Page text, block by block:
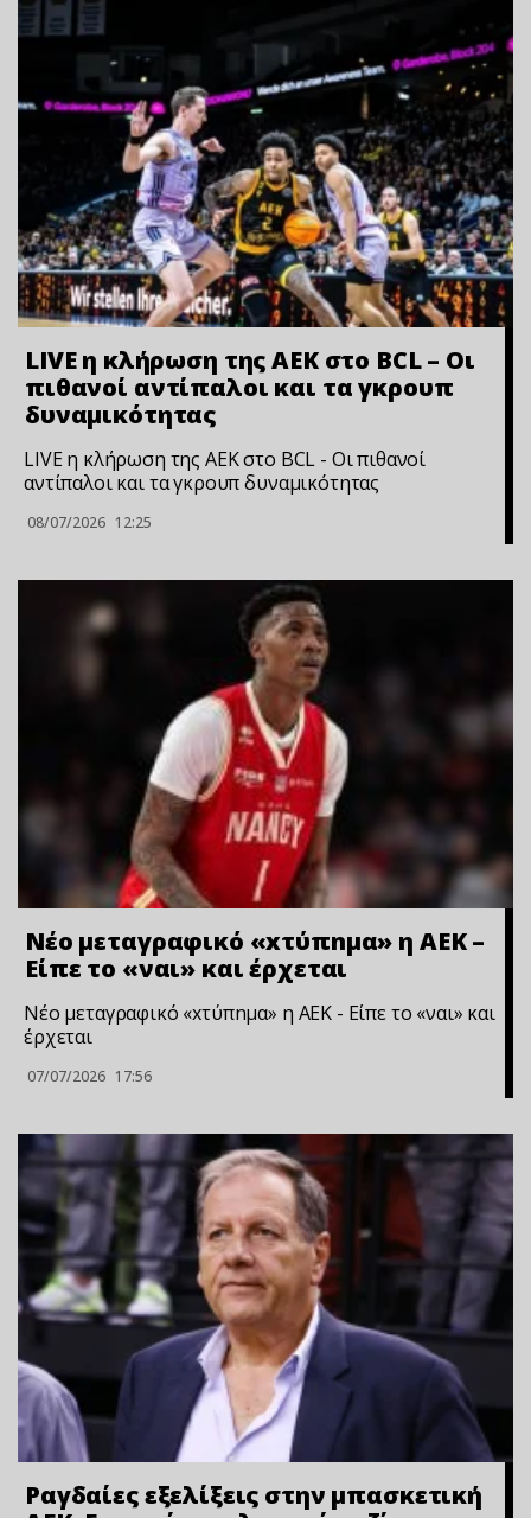
LIVE η κλήρωση της ΑΕΚ στο BCL – Οι
πιθανοί αντίπαλοι και τα γκρουπ
δυναμικότητας
LIVE η κλήρωση της ΑΕΚ στο BCL - Οι πιθανοί
αντίπαλοι και τα γκρουπ δυναμικότητας
08/07/2026 12:25
Νέο μεταγραφικό «xτύπnμα» η ΑΕΚ –
Είπε το «ναι» και έρχεται
Νέο μεταγραφικό «xτύπnμα» η ΑΕΚ - Είπε το «ναι» και
έρχεται
07/07/2026 17:56
Ραγδαίες εξελίξεις στην μπασκετική